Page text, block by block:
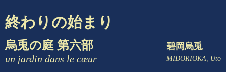
終わりの始まり
烏兎の庭 第六部
un jardin dans le cœur
碧岡烏兎
MIDORIOKA, Uto